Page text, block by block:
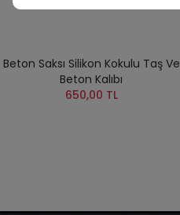
Beton Saksı Silikon Kokulu Taş Ve
Beton Kalıbı
650,00 TL